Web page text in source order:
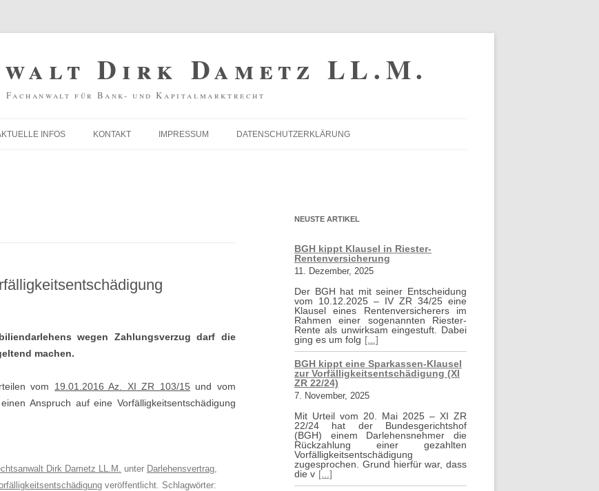
Dirk Dametz LL.M.
Fachanwalt für Bank- und Kapitalmarktrecht
INFOS KONTAKT IMPRESSUM DATENSCHUTZERKLÄRUNG
wegen Zahlungsverzug darf die
machen.
vom 19.01.2016 Az. XI ZR 103/15 und vom
Anspruch auf eine Vorfälligkeitsentschädigung
Dirk Dametz LL.M. unter Darlehensvertrag,
veröffentlicht. Schlagwörter:
NEUSTE ARTIKEL
BGH kippt Klausel in Riester-
Rentenversicherung
11. Dezember, 2025
Der BGH hat mit seiner Entscheidung
vom 10.12.2025 – IV ZR 34/25 eine
Klausel eines Rentenversicherers im
Rahmen einer sogenannten Riester-
Rente als unwirksam eingestuft. Dabei
ging es um folg [...]
BGH kippt eine Sparkassen-Klausel
zur Vorfälligkeitsentschädigung (XI
ZR 22/24)
7. November, 2025
Mit Urteil vom 20. Mai 2025 – XI ZR
22/24 hat der Bundesgerichtshof
(BGH) einem Darlehensnehmer die
Rückzahlung einer gezahlten
Vorfälligkeitsentschädigung
zugesprochen. Grund hierfür war, dass
die v [...]